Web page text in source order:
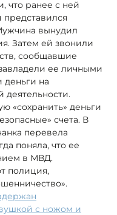
что ранее с ней
представился
вынудил
Затем ей звонили
сообщавшие
ее личными
деньги на
деятельности.
«сохранить» деньги
счета. В
перевела
поняла, что ее
в МВД.
полиция,
с ножом и